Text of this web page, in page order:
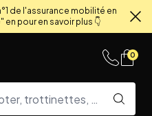
de l'assurance mobilité en
en pour en savoir plus 👇
0